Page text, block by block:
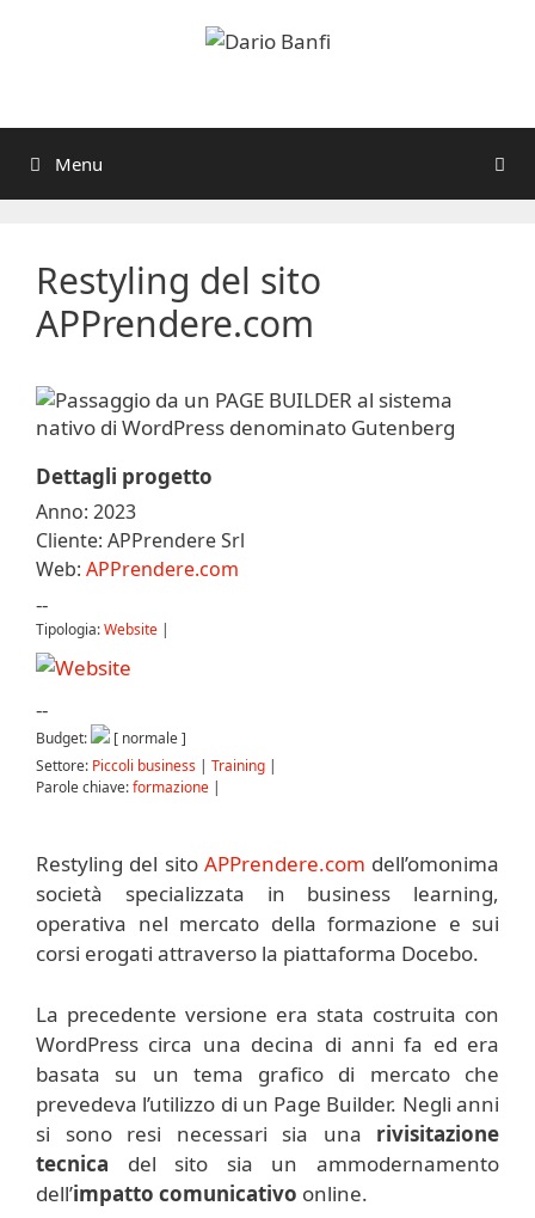
Menu
Restyling del sito
APPrendere.com
Dettagli progetto
Anno: 2023
Cliente: APPrendere Srl
Web: APPrendere.com
--
Tipologia:Website |
--
Budget:
[ normale ]
Settore: Piccoli business | Training |
Parole chiave:formazione |
Restyling del sito APPrendere.com dell’omonima
società specializzata in business learning,
operativa nel mercato della formazione e sui
corsi erogati attraverso la piattaforma Docebo.
La precedente versione era stata costruita con
WordPress circa una decina di anni fa ed era
basata su un tema grafico di mercato che
prevedeva l’utilizzo di un Page Builder. Negli anni
si sono resi necessari sia una rivisitazione
tecnica del sito sia un ammodernamento
dell’impatto comunicativo online.